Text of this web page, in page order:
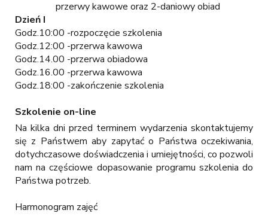
przerwy kawowe oraz 2-daniowy obiad
Dzień I
Godz.10:00 -rozpoczęcie szkolenia
Godz.12:00 -przerwa kawowa
Godz.14.00 -przerwa obiadowa
Godz.16.00 -przerwa kawowa
Godz.18:00 -zakończenie szkolenia
Szkolenie on-line
Na kilka dni przed terminem wydarzenia skontaktujemy
się z Państwem aby zapytać o Państwa oczekiwania,
dotychczasowe doświadczenia i umiejętności, co pozwoli
nam na częściowe dopasowanie programu szkolenia do
Państwa potrzeb.
Harmonogram zajęć